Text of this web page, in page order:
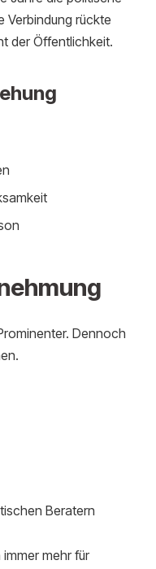
Verbindung rückte
der Öffentlichkeit.
Dennoch
Beratern
mehr für